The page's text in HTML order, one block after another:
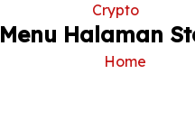
Crypto
Menu Halaman
Home